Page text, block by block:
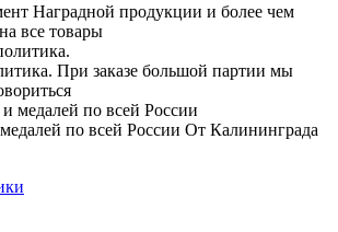
Наградной продукции и более чем
все товары
При заказе большой партии мы
по всей России От Калининграда